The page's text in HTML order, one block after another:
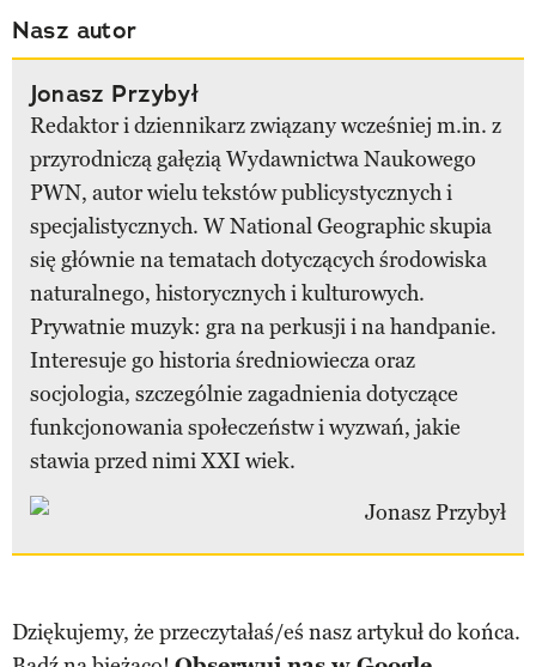
Nasz autor
Jonasz Przybył
Redaktor i dziennikarz związany wcześniej m.in. z
przyrodniczą gałęzią Wydawnictwa Naukowego
PWN, autor wielu tekstów publicystycznych i
specjalistycznych. W National Geographic skupia
się głównie na tematach dotyczących środowiska
naturalnego, historycznych i kulturowych.
Prywatnie muzyk: gra na perkusji i na handpanie.
Interesuje go historia średniowiecza oraz
socjologia, szczególnie zagadnienia dotyczące
funkcjonowania społeczeństw i wyzwań, jakie
stawia przed nimi XXI wiek.
Dziękujemy, że przeczytałaś/eś nasz artykuł do końca.